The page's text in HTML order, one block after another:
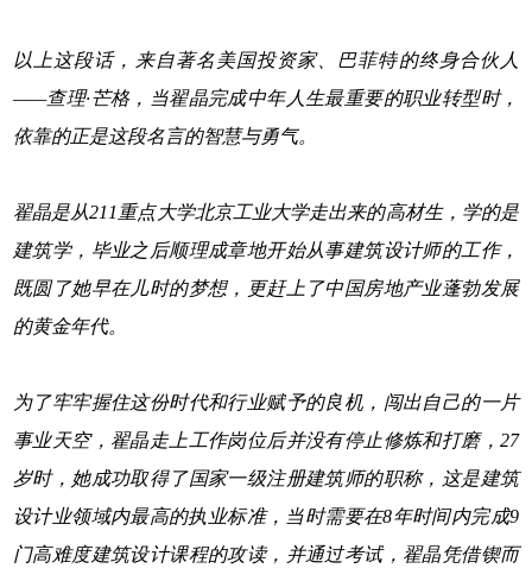
以上这段话，来自著名美国投资家、巴菲特的终身合伙人
——查理·芒格，当翟晶完成中年人生最重要的职业转型时，
依靠的正是这段名言的智慧与勇气。
翟晶是从211重点大学北京工业大学走出来的高材生，学的是
建筑学，毕业之后顺理成章地开始从事建筑设计师的工作，
既圆了她早在儿时的梦想，更赶上了中国房地产业蓬勃发展
的黄金年代。
为了牢牢握住这份时代和行业赋予的良机，闯出自己的一片
事业天空，翟晶走上工作岗位后并没有停止修炼和打磨，27
岁时，她成功取得了国家一级注册建筑师的职称，这是建筑
设计业领域内最高的执业标准，当时需要在8年时间内完成9
门高难度建筑设计课程的攻读，并通过考试，翟晶凭借锲而